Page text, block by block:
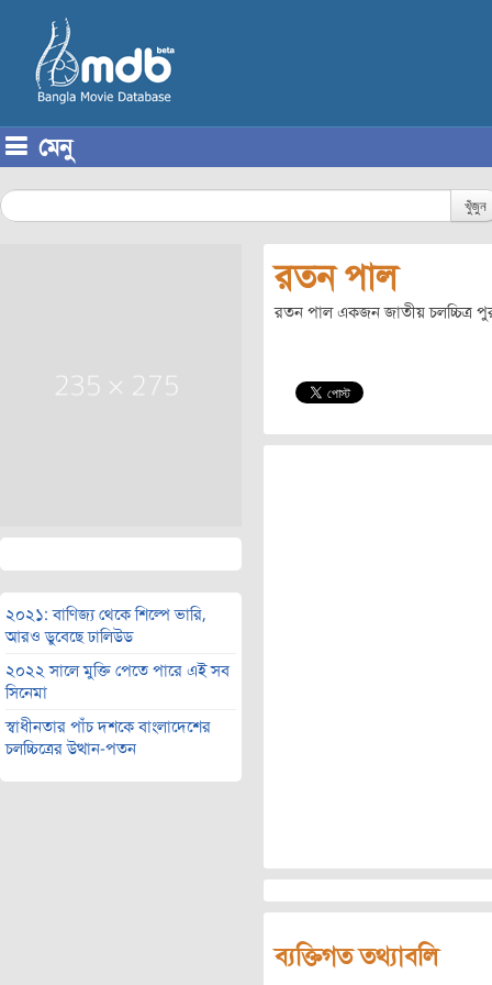
মেনু
খুঁজুন
২০২১: বাণিজ্য থেকে শিল্পে ভারি,
আরও ডুবেছে ঢালিউড
২০২২ সালে মুক্তি পেতে পারে এই সব
সিনেমা
স্বাধীনতার পাঁচ দশকে বাংলাদেশের
চলচ্চিত্রের উত্থান-পতন
রতন পাল
রতন পাল একজন জাতীয় চলচ্চিত্র
ব্যক্তিগত তথ্যাবলি